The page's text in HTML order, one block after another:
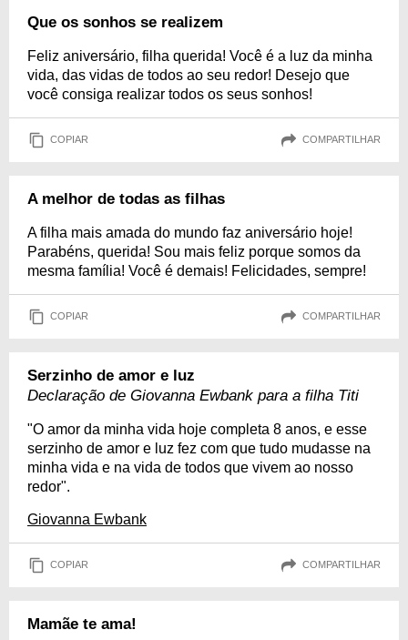
Que os sonhos se realizem
Feliz aniversário, filha querida! Você é a luz da minha
vida, das vidas de todos ao seu redor! Desejo que
você consiga realizar todos os seus sonhos!
COPIAR COMPARTILHAR
A melhor de todas as filhas
A filha mais amada do mundo faz aniversário hoje!
Parabéns, querida! Sou mais feliz porque somos da
mesma família! Você é demais! Felicidades, sempre!
COPIAR COMPARTILHAR
Serzinho de amor e luz
Declaração de Giovanna Ewbank para a filha Titi
"O amor da minha vida hoje completa 8 anos, e esse
serzinho de amor e luz fez com que tudo mudasse na
minha vida e na vida de todos que vivem ao nosso
redor".
Giovanna Ewbank
COPIAR COMPARTILHAR
Mamãe te ama!